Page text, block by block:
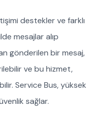
destekler ve farklı
mesajlar alıp
gönderilen bir mesaj,
ve bu hizmet,
Service Bus, yüksek
sağlar.